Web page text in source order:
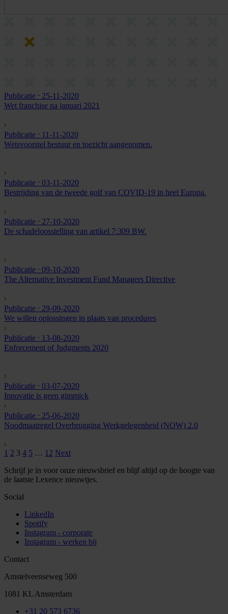
Publicatie ⸱ 25-11-2020
Wet franchise na januari 2021
Publicatie ⸱ 11-11-2020
Wetsvoorstel bestuur en toezicht aangenomen.
Publicatie ⸱ 03-11-2020
Bestrijding van de tweede golf van COVID-19 in heel Europa.
Publicatie ⸱ 27-10-2020
De schadeloosstelling van artikel 7:309 BW.
Publicatie ⸱ 09-10-2020
The Alternative Investment Fund Managers Directive
Publicatie ⸱ 29-09-2020
We willen oplossingen in plaats van procedures
Publicatie ⸱ 13-08-2020
Enforcement of Judgments 2020
Publicatie ⸱ 03-07-2020
Innovatie is geen gimmick
Publicatie ⸱ 25-06-2020
Noodmaatregel Overbrugging Werkgelegenheid (NOW) 2.0
1 2 3 4 5 … 12 Next
Schrijf je in voor onze nieuwsbrief en blijf altijd op de hoogte van
de laatste Lexence nieuwtjes.
Social
LinkedIn
Spotify
Instagram - corporate
Instagram - werken bij
Contact
Amstelveenseweg 500
1081 KL Amsterdam
+31 20 573 6736